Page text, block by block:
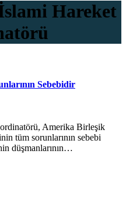
Hareket
Sebebidir
Amerika Birleşik
tüm sorunlarının sebebi
düşmanlarının…